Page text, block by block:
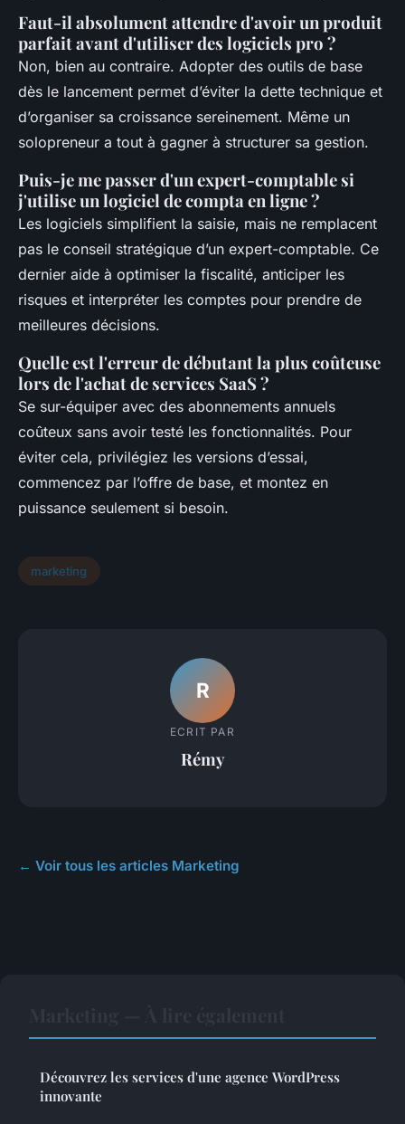
Faut-il absolument attendre d'avoir un produit
parfait avant d'utiliser des logiciels pro ?
Non, bien au contraire. Adopter des outils de base
dès le lancement permet d’éviter la dette technique et
d’organiser sa croissance sereinement. Même un
solopreneur a tout à gagner à structurer sa gestion.
Puis-je me passer d'un expert-comptable si
j'utilise un logiciel de compta en ligne ?
Les logiciels simplifient la saisie, mais ne remplacent
pas le conseil stratégique d’un expert-comptable. Ce
dernier aide à optimiser la fiscalité, anticiper les
risques et interpréter les comptes pour prendre de
meilleures décisions.
Quelle est l'erreur de débutant la plus coûteuse
lors de l'achat de services SaaS ?
Se sur-équiper avec des abonnements annuels
coûteux sans avoir testé les fonctionnalités. Pour
éviter cela, privilégiez les versions d’essai,
commencez par l’offre de base, et montez en
puissance seulement si besoin.
marketing
R
ECRIT PAR
Rémy
← Voir tous les articles Marketing
Découvrez les services d'une agence WordPress
innovante